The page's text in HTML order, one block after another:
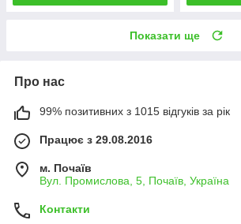
Показати ще
Про нас
99% позитивних з 1015 відгуків за рік
Працює з 29.08.2016
м. Почаїв
Вул. Промислова, 5, Почаїв, Україна
Контакти